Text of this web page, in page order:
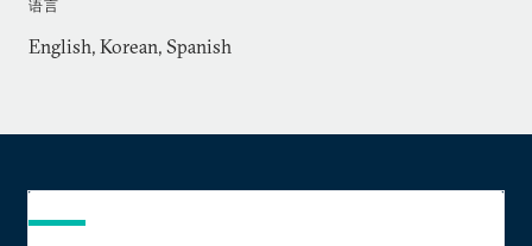
语言
English, Korean, Spanish